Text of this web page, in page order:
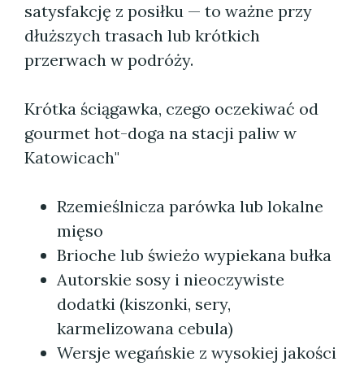
satysfakcję z posiłku — to ważne przy
dłuższych trasach lub krótkich
przerwach w podróży.
Krótka ściągawka, czego oczekiwać od
gourmet hot-doga na stacji paliw w
Katowicach"
Rzemieślnicza parówka lub lokalne
mięso
Brioche lub świeżo wypiekana bułka
Autorskie sosy i nieoczywiste
dodatki (kiszonki, sery,
karmelizowana cebula)
Wersje wegańskie z wysokiej jakości